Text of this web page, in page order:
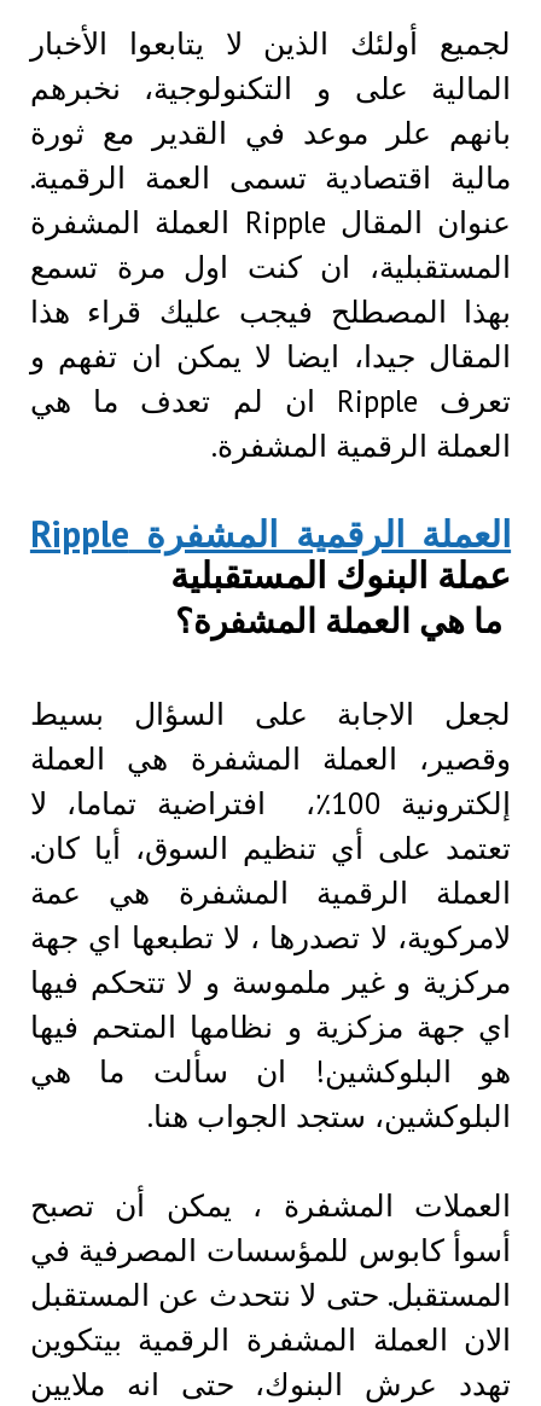
لجميع أولئك الذين لا يتابعوا الأخبار
المالية على و التكنولوجية، نخبرهم
بانهم علر موعد في القدير مع ثورة
مالية اقتصادية تسمى العمة الرقمية.
عنوان المقال Ripple العملة المشفرة
المستقبلية، ان كنت اول مرة تسمع
بهذا المصطلح فيجب عليك قراء هذا
المقال جيدا، ايضا لا يمكن ان تفهم و
تعرف Ripple ان لم تعدف ما هي
العملة الرقمية المشفرة.
العملة الرقمية المشفرة Ripple
عملة البنوك المستقبلية
ما هي العملة المشفرة؟
لجعل الاجابة على السؤال بسيط
وقصير، العملة المشفرة هي العملة
إلكترونية 100٪، افتراضية تماما، لا
تعتمد على أي تنظيم السوق، أيا كان.
العملة الرقمية المشفرة هي عمة
لامركوية، لا تصدرها ، لا تطبعها اي جهة
مركزية و غير ملموسة و لا تتحكم فيها
اي جهة مزكزية و نظامها المتحم فيها
هو البلوكشين! ان سألت ما هي
البلوكشين، ستجد الجواب هنا.
العملات المشفرة ، يمكن أن تصبح
أسوأ كابوس للمؤسسات المصرفية في
المستقبل. حتى لا نتحدث عن المستقبل
الان العملة المشفرة الرقمية بيتكوين
تهدد عرش البنوك، حتى انه ملايين